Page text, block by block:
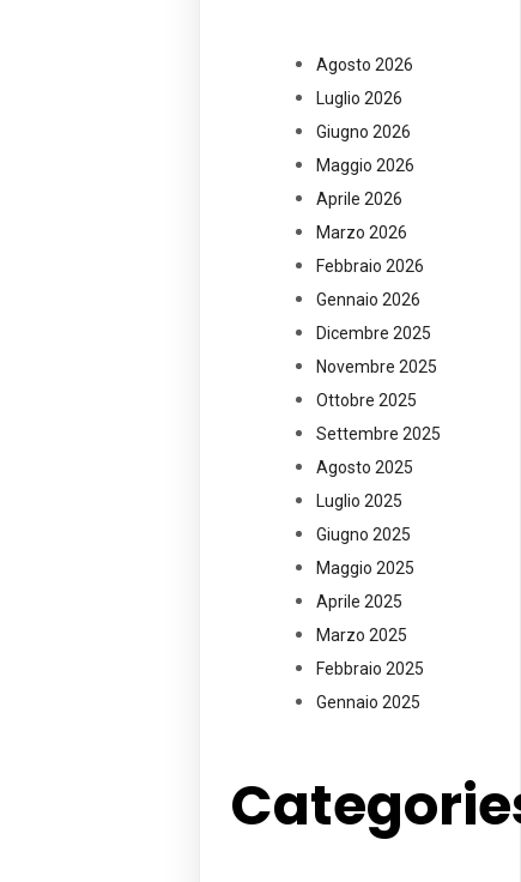
Agosto 2026
Luglio 2026
Giugno 2026
Maggio 2026
Aprile 2026
Marzo 2026
Febbraio 2026
Gennaio 2026
Dicembre 2025
Novembre 2025
Ottobre 2025
Settembre 2025
Agosto 2025
Luglio 2025
Giugno 2025
Maggio 2025
Aprile 2025
Marzo 2025
Febbraio 2025
Gennaio 2025